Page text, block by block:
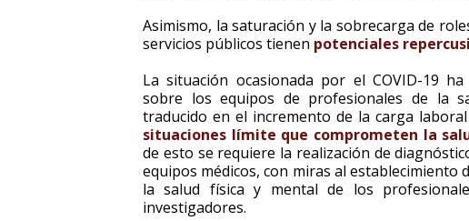
Asimismo, la saturación y la sobrecarga de
servicios públicos tienen potenciales
La situación ocasionada por el COVID-19
sobre los equipos de profesionales de la
traducido en el incremento de la carga
situaciones límite que comprometen la
de esto se requiere la realización de
equipos médicos, con miras al establecimiento
la salud física y mental de los
investigadores.